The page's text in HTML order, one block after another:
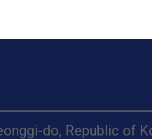
do, Republic of